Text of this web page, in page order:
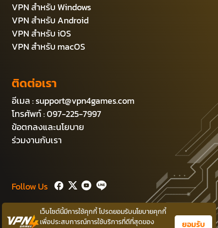
VPN สำหรับ Windows
VPN สำหรับ Android
VPN สำหรับ iOS
VPN สำหรับ macOS
ติดต่อเรา
อีเมล :support@vpn4games.com
โทรศัพท์ : 097-225-7997
ข้อตกลงและนโยบาย
ร่วมงานกับเรา
Copyright © 2014-2026 Persec Co.,Ltd.
Follow Us
เว็บไซต์นี้มีการใช้คุกกี้ โปรดยอมรับนโยบายคุกกี้
เพื่อประสบการณ์การใช้บริการที่ดีที่สุดของ
ยอมรับ